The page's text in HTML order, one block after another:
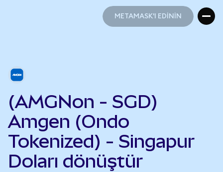
METAMASK'I EDİNİN
(AMGNon - SGD)
Amgen (Ondo
Tokenized) - Singapur
Doları dönüştür